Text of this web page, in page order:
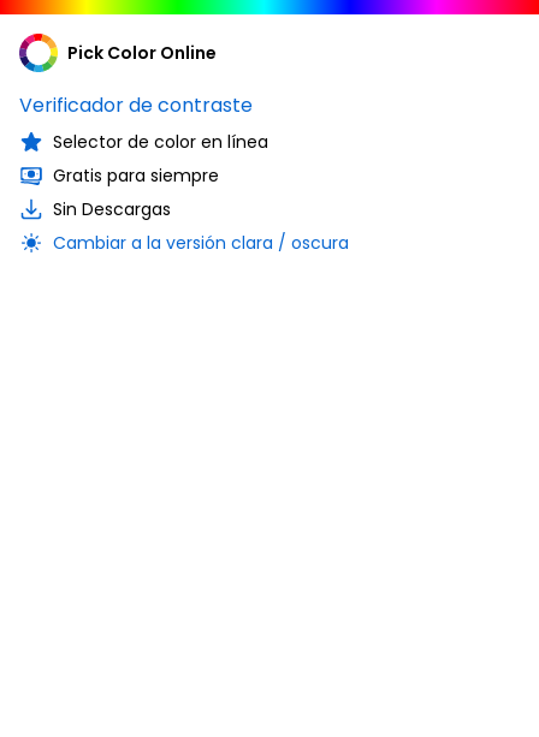
Pick Color Online
Verificador de contraste
Selector de color en línea
Gratis para siempre
Sin Descargas
Cambiar a la versión clara / oscura